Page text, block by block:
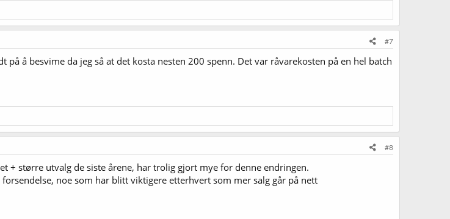
#7
på å besvime da jeg så at det kosta nesten 200 spenn. Det var råvarekosten på en hel batch
#8
større utvalg de siste årene, har trolig gjort mye for denne endringen.
noe som har blitt viktigere etterhvert som mer salg går på nett